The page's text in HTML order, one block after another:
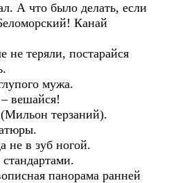
А что было делать, если
Канай
не теряли, постарайся
мужа.
вешайся!
терзаний).
не в зуб ногой.
панорама ранней